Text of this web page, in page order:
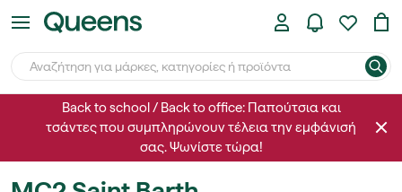
Back to school / Back to office: Παπούτσια και
τσάντες που συμπληρώνουν τέλεια την εμφάνισή
σας. Ψωνίστε τώρα!